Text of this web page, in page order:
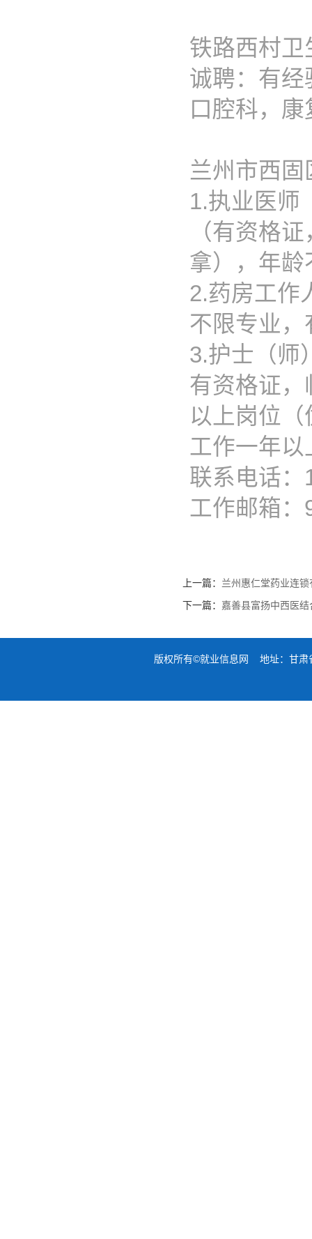
铁路西村卫
诚聘：有经
口腔科，
兰州市西
1.执业医师
（有资格
拿），年
2.药房工作
不限专业
3.护士（师
有资格证
以上岗位
工作一年
联系电话：
工作邮箱：
上一篇： 兰州惠仁堂药业连
下一篇： 嘉善县富扬中西医结
版权所有©就业信息网 地址：甘